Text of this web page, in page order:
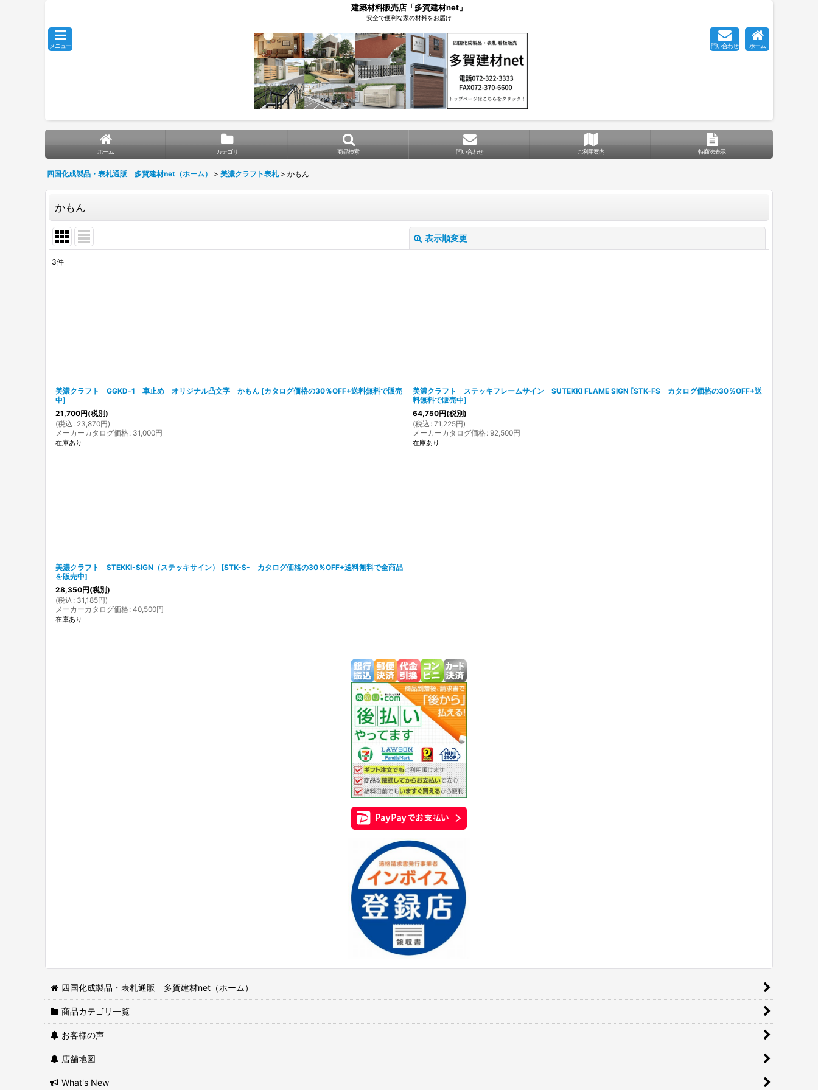
建築材料販売店「多賀建材net」
安全で便利な家の材料をお届け
メニュー 問い合わせ ホーム
ホーム カテゴリ 商品検索 問い合わせ ご利用案内 特商法表示
四国化成製品・表札通販 多賀建材net（ホーム） > 美濃クラフト表札 > かもん
かもん
表示順変更
3件
美濃クラフト GGKD-1 車止め オリジナル凸文字 かもん [カタログ価格の30％OFF+送料無料で販売
中]
21,700円(税別)
(税込 : 23,870円)
メーカーカタログ価格: 31,000円
在庫あり
美濃クラフト ステッキフレームサイン SUTEKKI FLAME SIGN [STK-FS カタログ価格の30％OFF+送
料無料で販売中]
64,750円(税別)
(税込 : 71,225円)
メーカーカタログ価格: 92,500円
在庫あり
美濃クラフト STEKKI-SIGN（ステッキサイン） [STK-S- カタログ価格の30％OFF+送料無料で全商品
を販売中]
28,350円(税別)
(税込 : 31,185円)
メーカーカタログ価格: 40,500円
在庫あり
四国化成製品・表札通販 多賀建材net（ホーム）
商品カテゴリ一覧
お客様の声
店舗地図
What's New